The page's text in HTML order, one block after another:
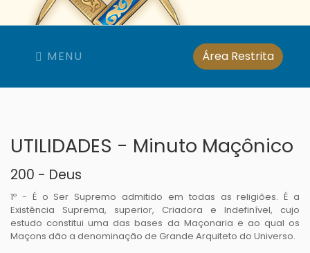
MENU Área Restrita
UTILIDADES - Minuto Maçônico
200 - Deus
1º - É o Ser Supremo admitido em todas as religiões. É a
Existência Suprema, superior, Criadora e Indefinível, cujo
estudo constitui uma das bases da Maçonaria e ao qual os
Maçons dão a denominação de Grande Arquiteto do Universo.